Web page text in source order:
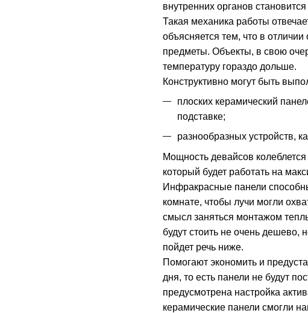
внутренних органов
Такая механика работы
объясняется тем, что в
предметы. Объекты, в свою
температуру гораздо дольше.
Конструктивно могут быть
плоских керамический
подставке;
разнообразных устройств,
Мощность девайсов
который будет работать на
Инфракрасные панели
комнате, чтобы лучи могли
смысл заняться монтажом
будут стоить не очень дешево,
пойдет речь ниже.
Помогают экономить и
дня, то есть панели не будут
предусмотрена настройка
керамические панели смогли